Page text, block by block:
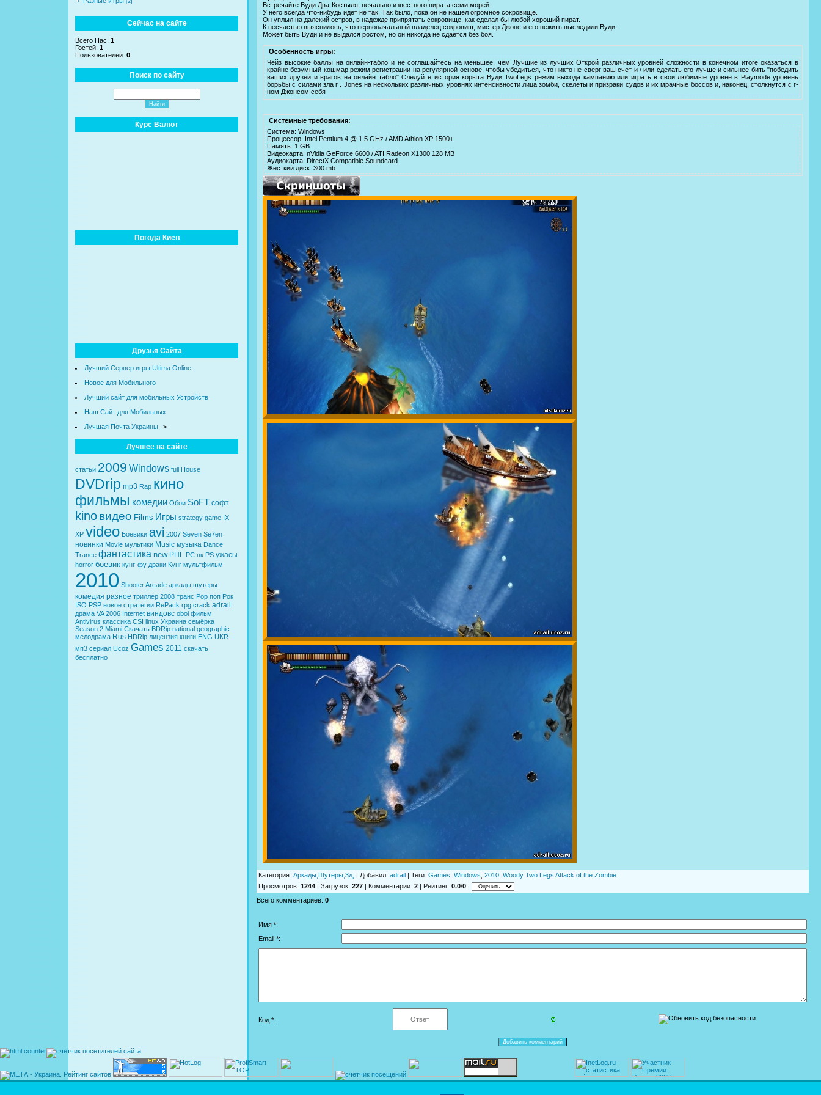
Сейчас на сайте
Всего Нас: 1
Гостей: 1
Пользователей: 0
Поиск по сайту
Курс Валют
Погода Киев
Друзья Сайта
Лучший Сервер игры Ultima Online
Новое для Мобильного
Лучший сайт для мобильных Устройств
Наш Сайт для Мобильных
Лучшая Почта Украины-->
Лучшее на сайте
статьи 2009 Windows full House
DVDrip mp3 Rap кино
фильмы комедии Обои SoFT софт
kinoвидео Films Игры strategy game IX
XP video Боевики avi 2007 Seven Se7en
новинки Movie мультики Music музыка Dance
Trance фантастика new РПГ PC пк PS ужасы
horror боевик кунг-фу драки Кунг мультфильм
2010 ShooterArcade аркады шутеры
комедия разное триллер 2008 транс Pop поп Рок
ISO PSP новое стратегии RePack rpg crack adrail
драма VA 2006 Internet виндовс oboi фильм
Antivirus классика CSI linux Украина семёрка
Season 2 Miami Скачать BDRip national geographic
мелодрама Rus HDRip лицензия книги ENG UKR
мп3 сериал Ucoz Games 2011 скачать
бесплатно
Встречайте Вуди Два-Костыля, печально известного пирата семи морей.
У него всегда что-нибудь идет не так. Так было, пока он не нашел огромное сокровище.
Он уплыл на далекий остров, в надежде припрятать сокровище, как сделал бы любой хороший пират.
К несчастью выяснилось, что первоначальный владелец сокровищ, мистер Джонс и его нежить выследили Вуди.
Может быть Вуди и не выдался ростом, но он никогда не сдается без боя.
Особенность игры:
Чейз высокие баллы на онлайн-табло и не соглашайтесь на меньшее, чем Лучшие из лучших Открой различных уровней сложности в конечном итоге оказаться в
крайне безумный кошмар режим регистрации на регулярной основе, чтобы убедиться, что никто не сверг ваш счет и / или сделать его лучше и сильнее бить "победить
ваших друзей и врагов на онлайн табло" Следуйте история корыта Вуди TwoLegs режим выхода кампанию или играть в свои любимые уровне в Playmode уровень
борьбы с силами зла г . Jones на нескольких различных уровнях интенсивности лица зомби, скелеты и призраки судов и их мрачные боссов и, наконец, столкнутся с г-
ном Джонсом себя
Системные требования:
Система: Windows
Процессор: Intel Pentium 4 @ 1.5 GHz / AMD Athlon XP 1500+
Память: 1 GB
Видеокарта: nVidia GeForce 6600 / ATI Radeon X1300 128 MB
Аудиокарта: DirectX Compatible Soundcard
Жесткий диск: 300 mb
Категория: Аркады,Шутеры,3д, | Добавил: adrail | Теги: Games Windows 2010 Woody Two Legs Attack of the Zombie
Просмотров: 1244 | Загрузок: 227 | Комментарии: 2 | Рейтинг: 0.0/0 |
Всего комментариев: 0
Имя *:
Email *:
Код *: